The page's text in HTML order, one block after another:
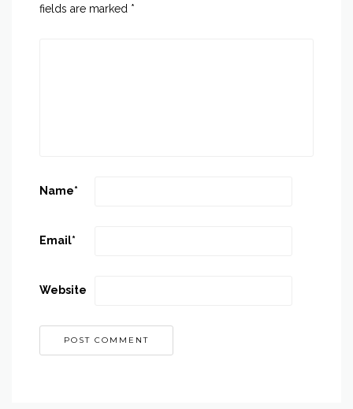
fields are marked *
Name*
Email*
Website